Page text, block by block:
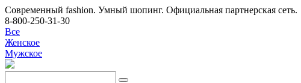
Современный fashion. Умный шопинг. Официальная партнерская сеть.
8-800-250-31-30
Все
Женское
Мужское